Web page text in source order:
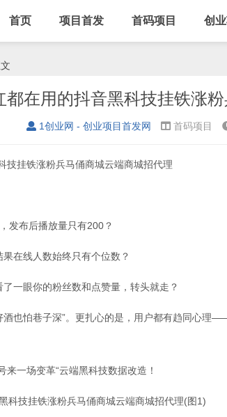
首页 项目首发 首码项目 创
都在用的抖音黑科技挂铁涨
1创业网 - 创业项目首发网 首码项目
技挂铁涨粉兵马俑商城云端商城招代理
发布后播放量只有200？
在线人数始终只有个位数？
一眼你的粉丝数和点赞量，转头就走？
酒也怕巷子深”。更扎心的是，用户都有趋同心理
一场变革“云端黑科技数据改造！